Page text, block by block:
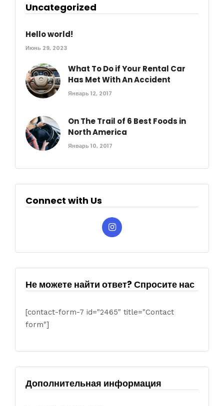
Uncategorized
Hello world!
Июнь 29, 2023
What To Do if Your Rental Car
Has Met With An Accident
Январь 12, 2017
On The Trail of 6 Best Foods in
North America
Январь 10, 2017
Connect with Us
Не можете найти ответ? Спросите нас
[contact-form-7 id="2465" title="Contact
form"]
Дополнительная информация